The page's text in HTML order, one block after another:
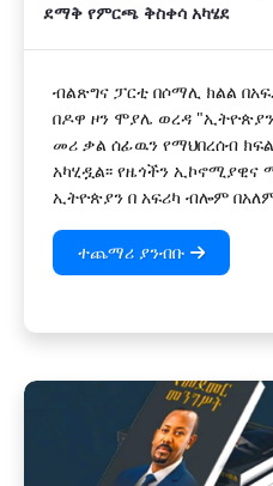
ደማቅ የምርጫ ቅስቀሳ አካሄደ
ብልጽግና ፓርቲ በሶማሊ ክልል
በዶዋ ዞን ሞያሌ ወረዳ
መሪ ቃል ሰፊዉን የማህበረሰብ
አካሂዷል፡፡ የዜጎችን
ኢትዮጵያን በ አፍሪካ ብሎም
ተጨማሪ ያንብቡ